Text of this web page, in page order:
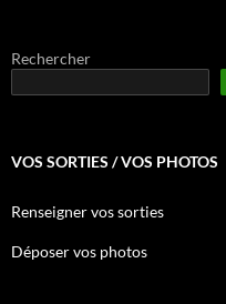
Rechercher
VOS SORTIES / VOS PHOTOS
Renseigner vos sorties
Déposer vos photos